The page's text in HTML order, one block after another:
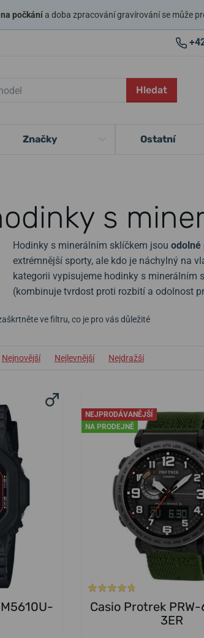
počkánía doba zpracování gravírování se může
Hledat
Značky Ostatní
s
Hodinky s minerálním sklíčkem jsou odolné
extrémnější sporty, ale kdo je náchylný na
kategorii vypisujeme hodinky s minerálním
(kombinuje tvrdost proti rozbití a odolnost
ve filtru, co je pro vás důležité
Nejnovější Nejlevnější Nejdražší
NEJPRODÁVANĚJŠÍ
NA PRODEJNĚ
Casio Protrek
3ER